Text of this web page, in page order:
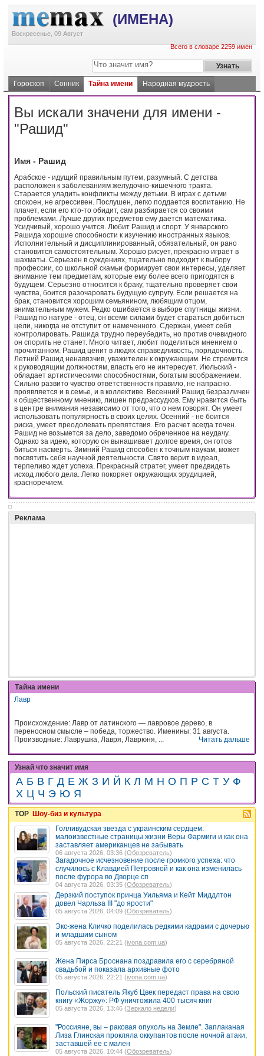
(ИМЕНА)
Воскресенье, 09 Август
Всего в словаре 2259 имен
Гороскоп Сонник Тайна имени Народная мудрость
Вы искали значени для имени -
"Рашид"
Имя - Рашид
Арабское - идущий правильным путем, разумный. С детства
расположен к заболеваниям желудочно-кишечного тракта.
Старается уладить конфликты между детьми. В играх с детьми
спокоен, не агрессивен. Послушен, легко поддается воспитанию. Не
плачет, если его кто-то обидит, сам разбирается со своими
проблемами. Лучше других предметов ему дается математика.
Усидчивый, хорошо учится. Любит Рашид и спорт. У январского
Рашида хорошие способности к изучению иностранных языков.
Исполнительный и дисциплинированный, обязательный, он рано
становится самостоятельным. Хорошо рисует, прекрасно играет в
шахматы. Серьезен в суждениях, тщательно подходит к выбору
профессии, со школьной скамьи формирует свои интересы, уделяет
внимание тем предметам, которые ему более всего пригодятся в
будущем. Серьезно относится к браку, тщательно проверяет свои
чувства, боится разочаровать будущую супругу. Если решается на
брак, становится хорошим семьянином, любящим отцом,
внимательным мужем. Редко ошибается в выборе спутницы жизни.
Рашид по натуре - отец, он всеми силами будет стараться добиться
цели, никогда не отступит от намеченного. Сдержан, умеет себя
контролировать. Рашида трудно переубедить, но против очевидного
он спорить не станет. Много читает, любит поделиться мнением о
прочитанном. Рашид ценит в людях справедливость, порядочность.
Летний Рашид ненавязчив, уважителен к окружающим. Не стремится
к руководящим должностям, власть его не интересует. Июльский -
обладает артистическими способностями, богатым воображением.
Сильно развито чувство ответственностк правило, не напрасно.
проявляется и в семье, и в коллективе. Весенний Рашид безразличен
к общественному мнению, лишен предрассудков. Ему нравится быть
в центре внимания независимо от того, что о нем говорят. Он умеет
использовать популярность в своих целях. Осенний - не боится
риска, умеет преодолевать препятствия. Его расчет всегда точен.
Рашид не возьмется за дело, заведомо обреченное на неудачу.
Однако за идею, которую он вынашивает долгое время, он готов
биться насмерть. Зимний Рашид способен к точным наукам, может
посвятить себя научной деятельности. Свято верит в идеал,
терпеливо ждет успеха. Прекрасный стратег, умеет предвидеть
исход любого дела. Легко покоряет окружающих эрудицией,
красноречием.
Реклама
Тайна имени
Лавр
Происхождение: Лавр от латинского — лавровое дерево, в
переносном смысле – победа, торжество. Именины: 31 августа.
Производные: Лаврушка, Лавря, Лаврюня, ...
Читать дальше
Узнай что значит имя
А Б В Г Д Е Ж З И Й К Л М Н О П Р С Т У Ф
Х Ц Ч Э Ю Я
TOP Шоу-биз и культура
Голливудская звезда с украинским сердцем:
малоизвестные страницы жизни Веры Фармиги и как она
заставляет американцев не забывать
06 августа 2026, 03:36 (Обозреватель)
Загадочное исчезновение после громкого успеха: что
случилось с Клавдией Петровной и как она изменилась
после фурора во Дворце сп
04 августа 2026, 03:35 (Обозреватель)
Дерзкий поступок принца Уильяма и Кейт Миддлтон
довел Чарльза III "до ярости"
05 августа 2026, 04:09 (Обозреватель)
Экс-жена Кличко поделилась редкими кадрами с дочерью
и младшим сыном
05 августа 2026, 22:21 (ivona.com.ua)
Жена Пирса Броснана поздравила его с серебряной
свадьбой и показала архивные фото
05 августа 2026, 22:21 (ivona.com.ua)
Польский писатель Якуб Цвек передаст права на свою
книгу «Жоржу»: РФ уничтожила 400 тысяч книг
05 августа 2026, 13:46 (Зеркало недели)
"Россияне, вы – раковая опухоль на Земле". Заплаканая
Лиза Глинская прокляла оккупантов после ночной атаки,
заставшей ее с мален
05 августа 2026, 10:44 (Обозреватель)